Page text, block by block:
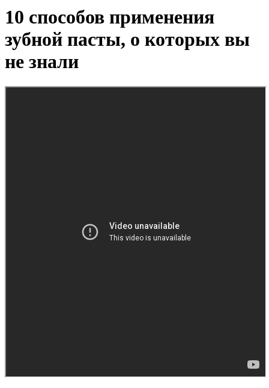
10 способов применения
зубной пасты, о которых вы
не знали